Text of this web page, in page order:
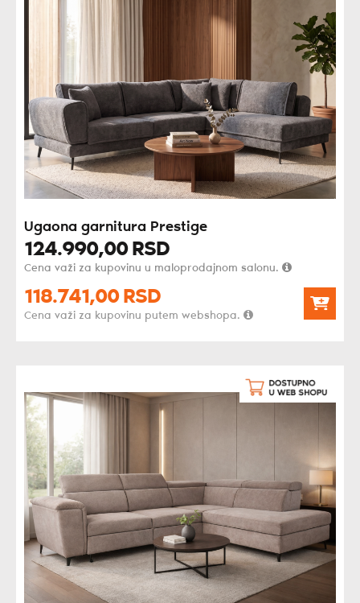
Ugaona garnitura Prestige
124.990,00 RSD
Cena važi za kupovinu u maloprodajnom salonu.
118.741,00 RSD
Cena važi za kupovinu putem webshopa.